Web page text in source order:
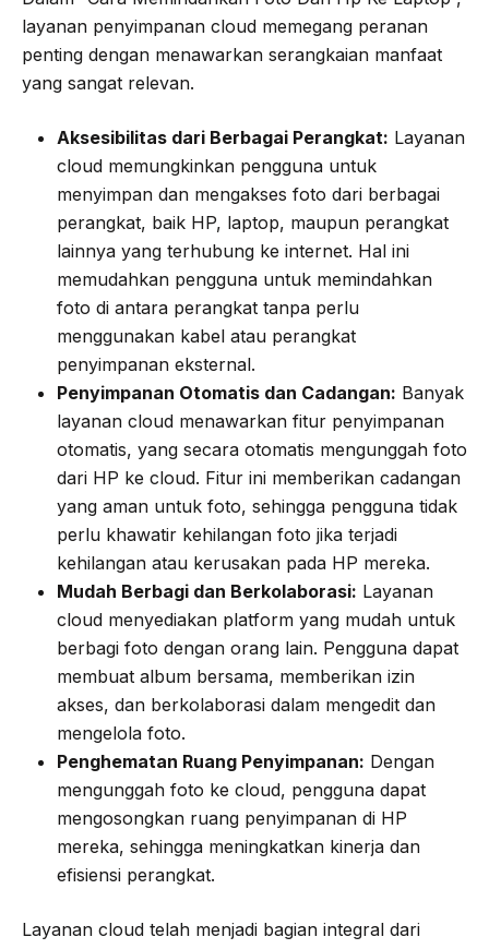
layanan penyimpanan cloud memegang peranan
penting dengan menawarkan serangkaian manfaat
yang sangat relevan.
Aksesibilitas dari Berbagai Perangkat: Layanan
cloud memungkinkan pengguna untuk
menyimpan dan mengakses foto dari berbagai
perangkat, baik HP, laptop, maupun perangkat
lainnya yang terhubung ke internet. Hal ini
memudahkan pengguna untuk memindahkan
foto di antara perangkat tanpa perlu
menggunakan kabel atau perangkat
penyimpanan eksternal.
Penyimpanan Otomatis dan Cadangan: Banyak
layanan cloud menawarkan fitur penyimpanan
otomatis, yang secara otomatis mengunggah foto
dari HP ke cloud. Fitur ini memberikan cadangan
yang aman untuk foto, sehingga pengguna tidak
perlu khawatir kehilangan foto jika terjadi
kehilangan atau kerusakan pada HP mereka.
Mudah Berbagi dan Berkolaborasi: Layanan
cloud menyediakan platform yang mudah untuk
berbagi foto dengan orang lain. Pengguna dapat
membuat album bersama, memberikan izin
akses, dan berkolaborasi dalam mengedit dan
mengelola foto.
Penghematan Ruang Penyimpanan: Dengan
mengunggah foto ke cloud, pengguna dapat
mengosongkan ruang penyimpanan di HP
mereka, sehingga meningkatkan kinerja dan
efisiensi perangkat.
Layanan cloud telah menjadi bagian integral dari